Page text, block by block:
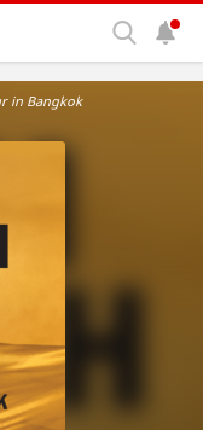
in Bangkok